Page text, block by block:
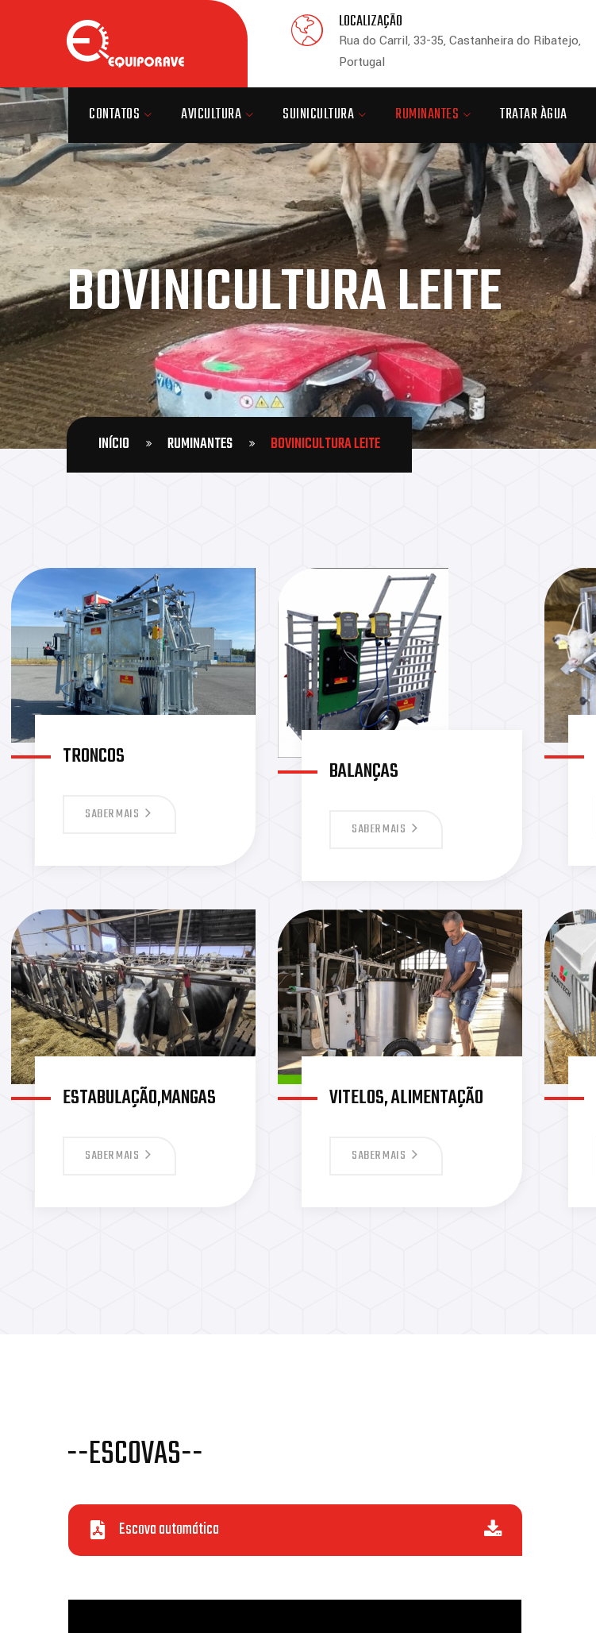
LOCALIZAÇÃO
Rua do Carril, 33-35, Castanheira do Ribatejo,
Portugal
CONTATOS AVICULTURA SUINICULTURA RUMINANTES TRATAR ÀGUA
BOVINICULTURA LEITE
INÍCIO RUMINANTES BOVINICULTURA LEITE
TRONCOS
SABER MAIS
BALANÇAS
SABER MAIS
ESTABULAÇÃO,MANGAS
SABER MAIS
VITELOS, ALIMENTAÇÃO
SABER MAIS
--ESCOVAS--
Escova automática